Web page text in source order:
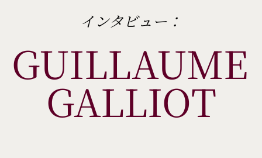
インタビュー：
GUILLAUME
GALLIOT